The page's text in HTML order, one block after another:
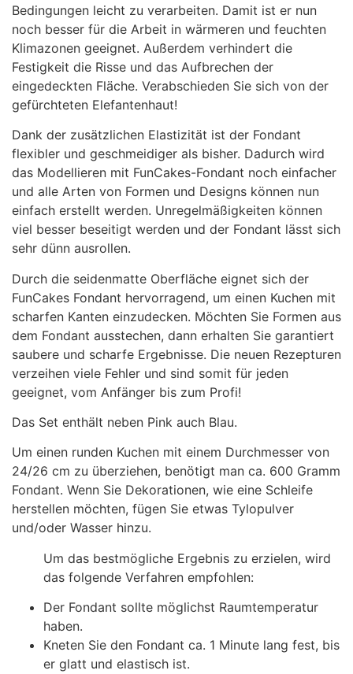
Bedingungen leicht zu verarbeiten. Damit ist er nun
noch besser für die Arbeit in wärmeren und feuchten
Klimazonen geeignet. Außerdem verhindert die
Festigkeit die Risse und das Aufbrechen der
eingedeckten Fläche. Verabschieden Sie sich von der
gefürchteten Elefantenhaut!
Dank der zusätzlichen Elastizität ist der Fondant
flexibler und geschmeidiger als bisher. Dadurch wird
das Modellieren mit FunCakes-Fondant noch einfacher
und alle Arten von Formen und Designs können nun
einfach erstellt werden. Unregelmäßigkeiten können
viel besser beseitigt werden und der Fondant lässt sich
sehr dünn ausrollen.
Durch die seidenmatte Oberfläche eignet sich der
FunCakes Fondant hervorragend, um einen Kuchen mit
scharfen Kanten einzudecken. Möchten Sie Formen aus
dem Fondant ausstechen, dann erhalten Sie garantiert
saubere und scharfe Ergebnisse. Die neuen Rezepturen
verzeihen viele Fehler und sind somit für jeden
geeignet, vom Anfänger bis zum Profi!
Das Set enthält neben Pink auch Blau.
Um einen runden Kuchen mit einem Durchmesser von
24/26 cm zu überziehen, benötigt man ca. 600 Gramm
Fondant. Wenn Sie Dekorationen, wie eine Schleife
herstellen möchten, fügen Sie etwas Tylopulver
und/oder Wasser hinzu.
Um das bestmögliche Ergebnis zu erzielen, wird
das folgende Verfahren empfohlen:
Der Fondant sollte möglichst Raumtemperatur
haben.
Kneten Sie den Fondant ca. 1 Minute lang fest, bis
er glatt und elastisch ist.